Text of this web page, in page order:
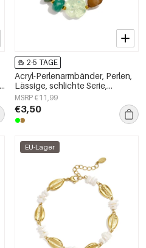
2-5 TAGE
Acryl-Perlenarmbänder, Perlen,
Lässige, schlichte Serie,
Damenschmuck
MSRP €11,99
€3,50
EU-Lager